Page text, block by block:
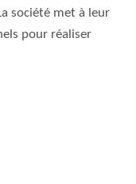
société met à leur
pour réaliser